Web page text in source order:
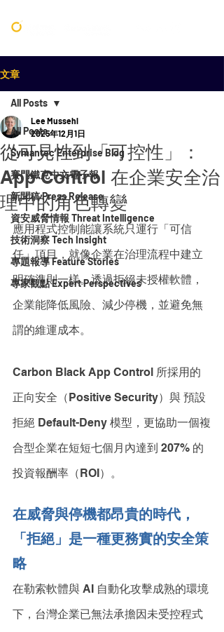
文章
All Posts
Symantec Enterprise Blog
賽門鐵克中文電子報
新聞稿 Press Release
資安威脅情報 Threat Intelligence
技術洞察 Tech Insight
專題報導 Feature Stories
專家觀點 Expert Perspectives
All Posts
從可見性到「可控性」：
App Control 在企業安全治
理中的角色轉變
Lee Mussehl
2025年12月1日
應用程式控制能讓系統只運行「可信
任」項目，就像企業在治理流程中建立
明確準則一樣。透過拒絕未授權軟體，
企業能降低風險、減少停機，並避免無
謂的維運成本。
Carbon Black App Control 所採用的
正向安全（Positive Security）與 預設
拒絕 Default-Deny 模型，更協助一個複
合型企業在短短七個月內達到 207% 的
投資報酬率（ROI）。
在威脅與停機都昂貴的時代，
「拒絕」是一種更務實的安全策
略
在勒索軟體與 AI 自動化攻擊成熟的環境
下，台灣企業已無法承擔因未受控程式